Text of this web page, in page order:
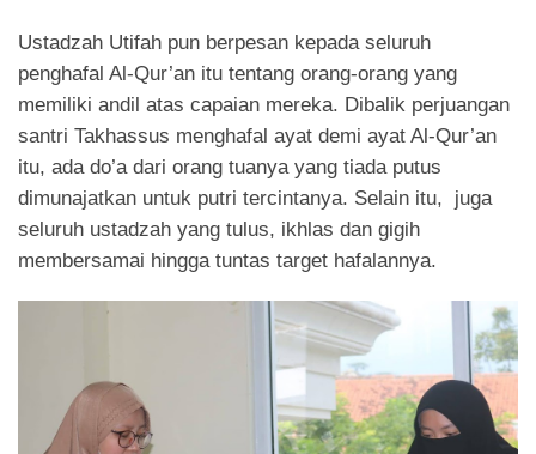
Ustadzah Utifah pun berpesan kepada seluruh
penghafal Al-Qur’an itu tentang orang-orang yang
memiliki andil atas capaian mereka. Dibalik perjuangan
santri Takhassus menghafal ayat demi ayat Al-Qur’an
itu, ada do’a dari orang tuanya yang tiada putus
dimunajatkan untuk putri tercintanya. Selain itu, juga
seluruh ustadzah yang tulus, ikhlas dan gigih
membersamai hingga tuntas target hafalannya.